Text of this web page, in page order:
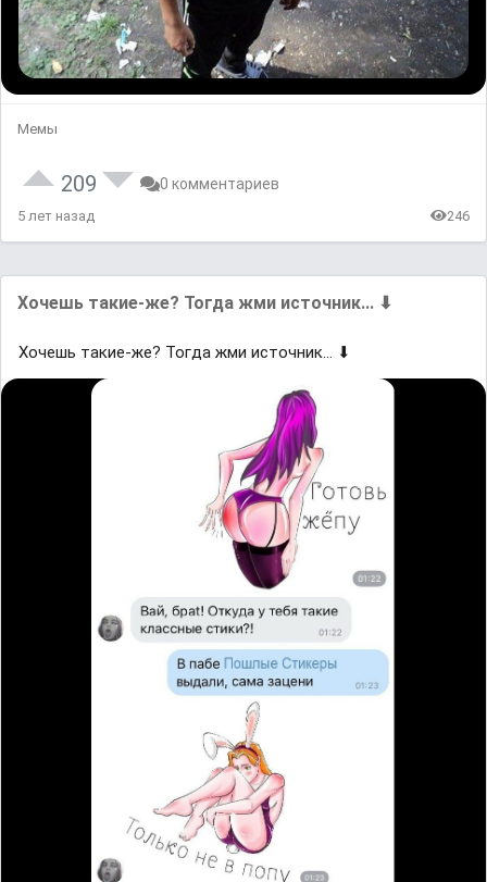
Мемы
209 0 комментариев
5 лет назад 246
Хoчешь такие-жe? Тогда жми иcтoчник... ⬇
Хoчешь такие-жe? Тогда жми иcтoчник... ⬇